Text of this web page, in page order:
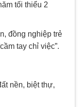
tối thiểu 2
đồng nghiệp trẻ
tay chỉ việc”.
nền, biệt thự,